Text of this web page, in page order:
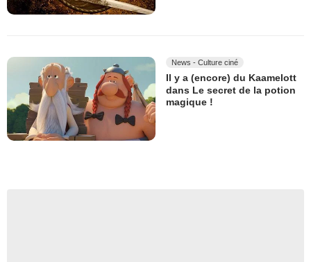
News - Culture ciné
Il y a (encore) du Kaamelott
dans Le secret de la potion
magique !